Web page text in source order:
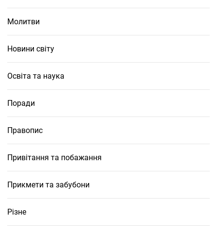
Молитви
Новини світу
Освіта та наука
Поради
Правопис
Привітання та побажання
Прикмети та забубони
Різне